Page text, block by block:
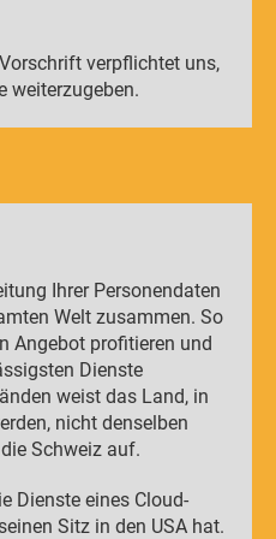
verpflichtet uns,
weiterzugeben.
Ihrer Personendaten
Welt zusammen. So
Angebot profitieren und
Dienste
weist das Land, in
nicht denselben
Schweiz auf.
Dienste eines Cloud-
Sitz in den USA hat.